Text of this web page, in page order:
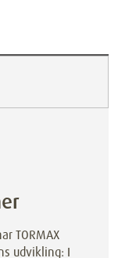
TORMAX
udvikling: I